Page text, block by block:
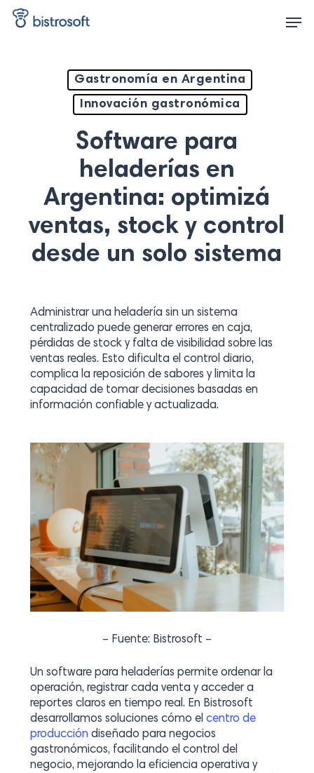
Skip
Gastronomía en Argentina
Innovación gastronómica
Software para
heladerías en
Argentina: optimizá
ventas, stock y control
desde un solo sistema
Administrar una heladería sin un sistema
centralizado puede generar errores en caja,
pérdidas de stock y falta de visibilidad sobre las
ventas reales. Esto dificulta el control diario,
complica la reposición de sabores y limita la
capacidad de tomar decisiones basadas en
información confiable y actualizada.
– Fuente: Bistrosoft –
Un software para heladerías permite ordenar la
operación, registrar cada venta y acceder a
reportes claros en tiempo real. En Bistrosoft
desarrollamos soluciones cómo el centro de
producción diseñado para negocios
gastronómicos, facilitando el control del
negocio, mejorando la eficiencia operativa y